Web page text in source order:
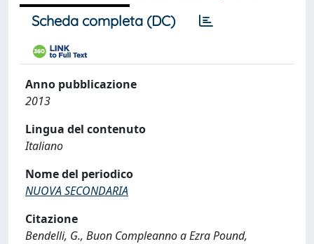
Scheda completa (DC)
Anno pubblicazione
2013
Lingua del contenuto
Italiano
Nome del periodico
NUOVA SECONDARIA
Citazione
Bendelli, G., Buon Compleanno a Ezra Pound,